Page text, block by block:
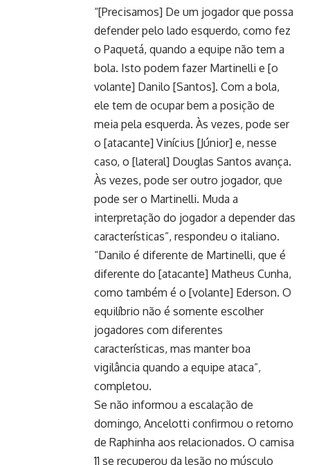
“[Precisamos] De um jogador que possa
defender pelo lado esquerdo, como fez
o Paquetá, quando a equipe não tem a
bola. Isto podem fazer Martinelli e [o
volante] Danilo [Santos]. Com a bola,
ele tem de ocupar bem a posição de
meia pela esquerda. Às vezes, pode ser
o [atacante] Vinícius [Júnior] e, nesse
caso, o [lateral] Douglas Santos avança.
Às vezes, pode ser outro jogador, que
pode ser o Martinelli. Muda a
interpretação do jogador a depender das
características”, respondeu o italiano.
“Danilo é diferente de Martinelli, que é
diferente do [atacante] Matheus Cunha,
como também é o [volante] Ederson. O
equilíbrio não é somente escolher
jogadores com diferentes
características, mas manter boa
vigilância quando a equipe ataca”,
completou.
Se não informou a escalação de
domingo, Ancelotti confirmou o retorno
de Raphinha aos relacionados. O camisa
11 se recuperou da lesão no músculo